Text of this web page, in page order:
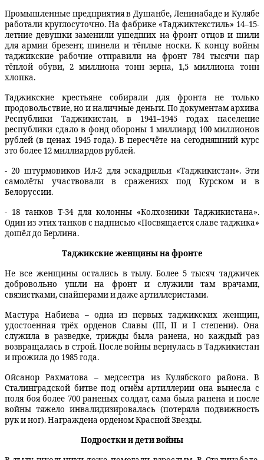
Промышленные предприятия в Душанбе, Ленинабаде и Кулябе
работали круглосуточно. На фабрике «Таджиктекстиль» 14–15-
летние девушки заменили ушедших на фронт отцов и шили
для армии брезент, шинели и тёплые носки. К концу войны
таджикские рабочие отправили на фронт 784 тысячи пар
тёплой обуви, 2 миллиона тонн зерна, 1,5 миллиона тонн
хлопка.
Таджикские крестьяне собирали для фронта не только
продовольствие, но и наличные деньги. По документам архива
Республики Таджикистан, в 1941–1945 годах население
республики сдало в фонд обороны 1 миллиард 100 миллионов
рублей (в ценах 1945 года). В пересчёте на сегодняшний курс
это более 12 миллиардов рублей.
- 20 штурмовиков Ил-2 для эскадрильи «Таджикистан». Эти
самолёты участвовали в сражениях под Курском и в
Белоруссии.
- 18 танков Т-34 для колонны «Колхозники Таджикистана».
Один из этих танков с надписью «Посвящается славе таджика»
дошёл до Берлина.
Таджикские женщины на фронте
Не все женщины остались в тылу. Более 5 тысяч таджичек
добровольно ушли на фронт и служили там врачами,
связистками, снайперами и даже артиллеристами.
Мастура Набиева – одна из первых таджикских женщин,
удостоенная трёх орденов Славы (III, II и I степени). Она
служила в разведке, трижды была ранена, но каждый раз
возвращалась в строй. После войны вернулась в Таджикистан
и прожила до 1985 года.
Ойсанор Рахматова – медсестра из Кулябского района. В
Сталинградской битве под огнём артиллерии она вынесла с
поля боя более 700 раненых солдат, сама была ранена и после
войны тяжело инвалидизировалась (потеряла подвижность
рук и ног). Награждена орденом Красной Звезды.
Подростки и дети войны